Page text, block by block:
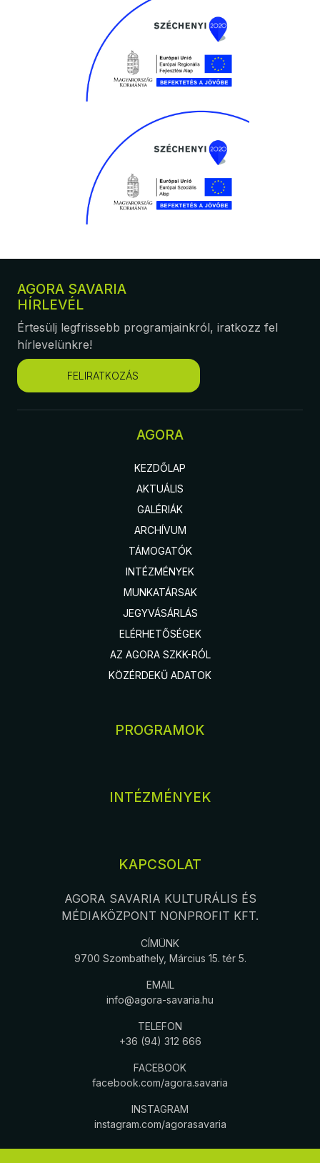
AGORA SAVARIA
HÍRLEVÉL
Értesülj legfrissebb programjainkról, iratkozz fel
hírlevelünkre!
FELIRATKOZÁS
AGORA
KEZDŐLAP
AKTUÁLIS
GALÉRIÁK
ARCHÍVUM
TÁMOGATÓK
INTÉZMÉNYEK
MUNKATÁRSAK
JEGYVÁSÁRLÁS
ELÉRHETŐSÉGEK
AZ AGORA SZKK-RÓL
KÖZÉRDEKŰ ADATOK
PROGRAMOK
INTÉZMÉNYEK
KAPCSOLAT
AGORA SAVARIA KULTURÁLIS ÉS
MÉDIAKÖZPONT NONPROFIT KFT.
CÍMÜNK
9700 Szombathely, Március 15. tér 5.
EMAIL
info@agora-savaria.hu
TELEFON
+36 (94) 312 666
FACEBOOK
facebook.com/agora.savaria
INSTAGRAM
instagram.com/agorasavaria